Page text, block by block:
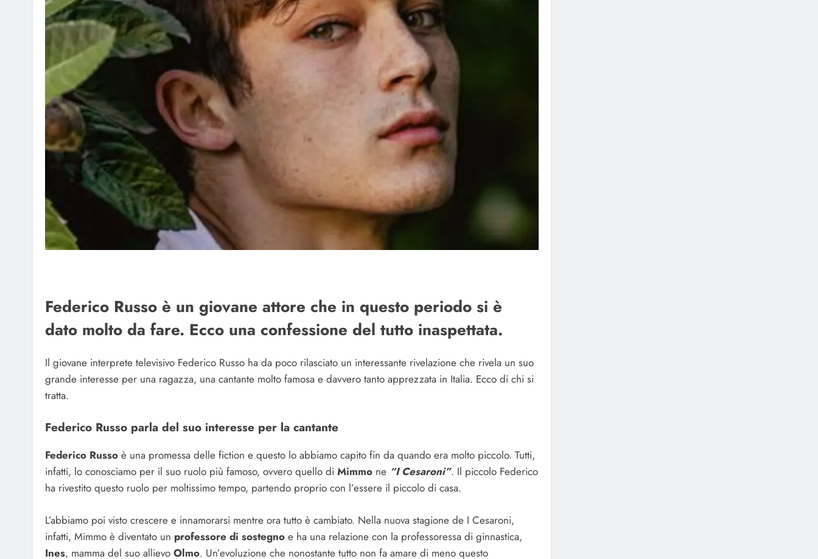
Federico Russo è un giovane attore che in questo periodo si è
dato molto da fare. Ecco una confessione del tutto inaspettata.
Il giovane interprete televisivo Federico Russo ha da poco rilasciato un interessante rivelazione che rivela un suo
grande interesse per una ragazza, una cantante molto famosa e davvero tanto apprezzata in Italia. Ecco di chi si
tratta.
Federico Russo parla del suo interesse per la cantante
Federico Russo è una promessa delle fiction e questo lo abbiamo capito fin da quando era molto piccolo. Tutti,
infatti, lo conosciamo per il suo ruolo più famoso, ovvero quello di Mimmo ne “I Cesaroni”. Il piccolo Federico
ha rivestito questo ruolo per moltissimo tempo, partendo proprio con l’essere il piccolo di casa.
L’abbiamo poi visto crescere e innamorarsi mentre ora tutto è cambiato. Nella nuova stagione de I Cesaroni,
infatti, Mimmo è diventato un professore di sostegno e ha una relazione con la professoressa di ginnastica,
Ines, mamma del suo allievo Olmo. Un’evoluzione che nonostante tutto non fa amare di meno questo